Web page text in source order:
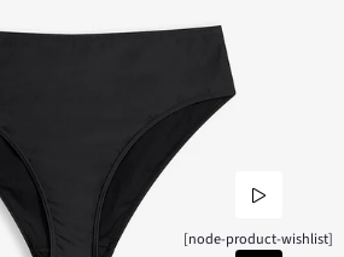
[node-product-wishlist]